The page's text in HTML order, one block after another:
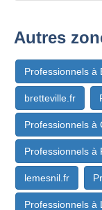
Autres
Professionnels à
bretteville.fr
Professionnels à
Professionnels à
lemesnil.fr
Professionnels à